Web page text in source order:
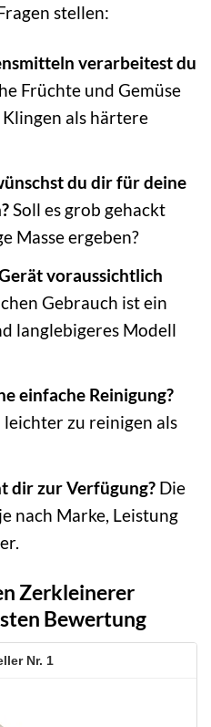
stellen:
verarbeitest du
Früchte und Gemüse
als härtere
du dir für deine
Soll es grob gehackt
Masse ergeben?
voraussichtlich
Gebrauch ist ein
langlebigeres Modell
einfache Reinigung?
leichter zu reinigen als
dir zur Verfügung?Die
nach Marke, Leistung
Zerkleinerer
Bewertung
1